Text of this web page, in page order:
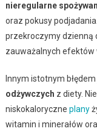
nieregularne
oraz pokusy
przekroczymy dzienną
zauważalnych efektów
Innym istotnym
odżywczych z diety.
niskokaloryczne plany
witamin i minerałów